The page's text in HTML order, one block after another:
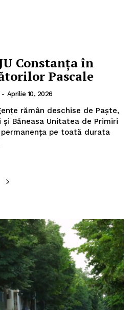
TE ACUM
Constanța în
Pascale
- Aprilie 10, 2026
rămân deschise de Paște,
de Primiri
permanența pe toată durata